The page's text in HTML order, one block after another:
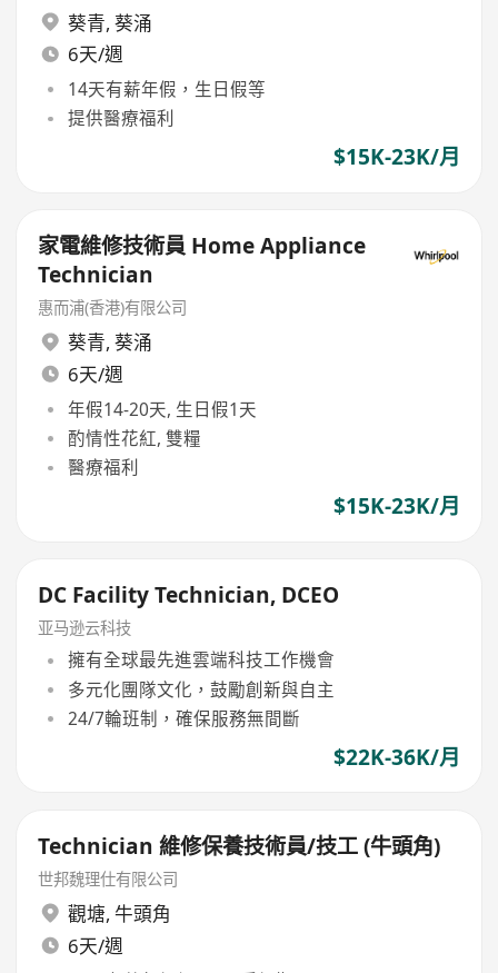
葵青, 葵涌
6天/週
14天有薪年假，生日假等
提供醫療福利
$15K-23K/月
家電維修技術員 Home Appliance
Technician
惠而浦(香港)有限公司
葵青, 葵涌
6天/週
年假14-20天, 生日假1天
酌情性花紅, 雙糧
醫療福利
$15K-23K/月
DC Facility Technician, DCEO
亚马逊云科技
擁有全球最先進雲端科技工作機會
多元化團隊文化，鼓勵創新與自主
24/7輪班制，確保服務無間斷
$22K-36K/月
Technician 維修保養技術員/技工 (牛頭角)
世邦魏理仕有限公司
觀塘, 牛頭角
6天/週